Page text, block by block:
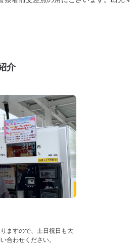
介
ますので、土日祝日も大
合わせください。